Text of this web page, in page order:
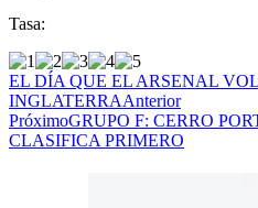
Tasa:
EL DÍA QUE EL ARSENAL
INGLATERRAAnterior
PróximoGRUPO F: CERRO
CLASIFICA PRIMERO